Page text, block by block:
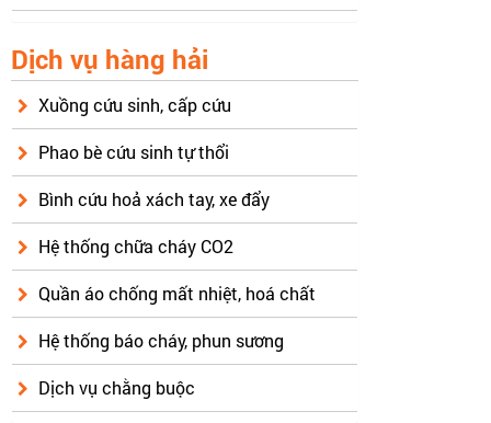
Dịch vụ hàng hải
Xuồng cứu sinh, cấp cứu
Phao bè cứu sinh tự thổi
Bình cứu hoả xách tay, xe đẩy
Hệ thống chữa cháy CO2
Quần áo chống mất nhiệt, hoá chất
Hệ thống báo cháy, phun sương
Dịch vụ chằng buộc